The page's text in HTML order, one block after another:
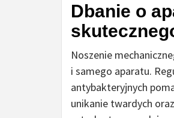
Dbanie o
Noszenie
i samego aparatu.
antybakteryjnych
unikanie twardych